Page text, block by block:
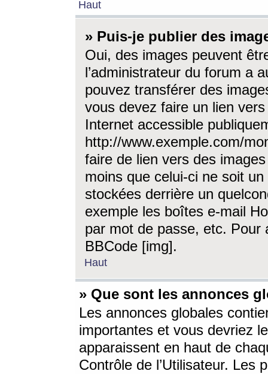
Haut
» Puis-je publier des
Oui, des images peuvent
l’administrateur du forum a
pouvez transférer des
vous devez faire un lien
Internet accessible
http://www.exemple.com/
faire de lien vers des
moins que celui-ci ne soit
stockées derrière un
exemple les boîtes e-mail
par mot de passe, etc. Pour
BBCode [img].
Haut
» Que sont les annonces
Les annonces globales
importantes et vous devriez
apparaissent en haut de
Contrôle de l’Utilisateur. Les